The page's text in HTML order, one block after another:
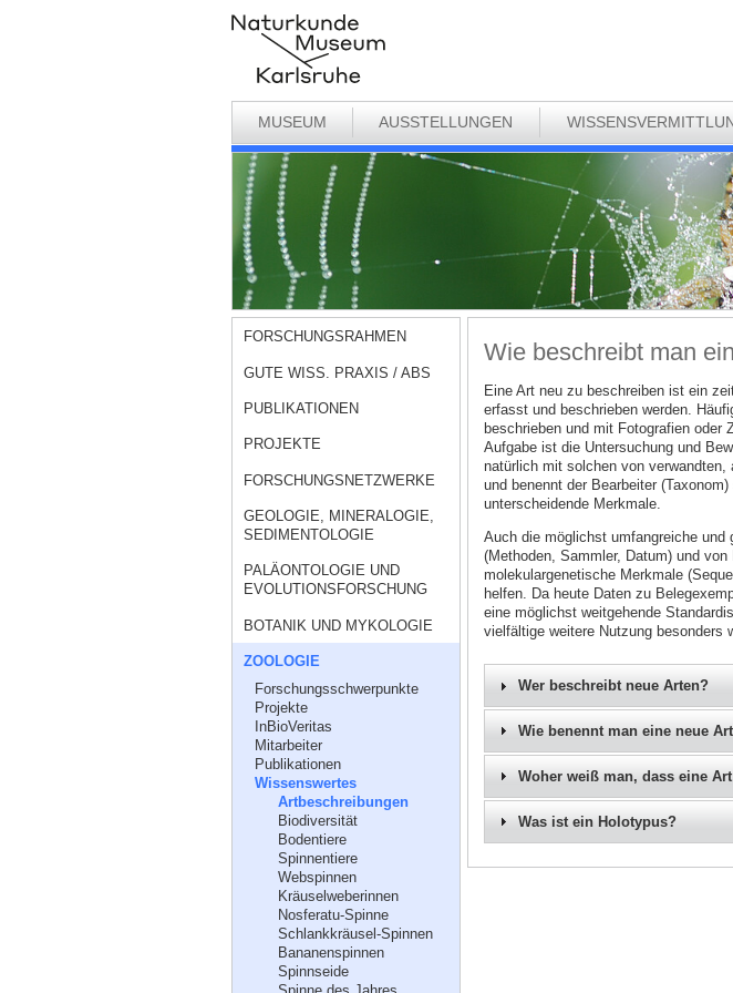
MUSEUM AUSSTELLUNGEN
FORSCHUNGSRAHMEN
GUTE WISS. PRAXIS / ABS
PUBLIKATIONEN
PROJEKTE
FORSCHUNGSNETZWERKE
GEOLOGIE, MINERALOGIE,
SEDIMENTOLOGIE
PALÄONTOLOGIE UND
EVOLUTIONSFORSCHUNG
BOTANIK UND MYKOLOGIE
ZOOLOGIE
Forschungsschwerpunkte
Projekte
InBioVeritas
Mitarbeiter
Publikationen
Wissenswertes
Artbeschreibungen
Biodiversität
Bodentiere
Spinnentiere
Webspinnen
Kräuselweberinnen
Nosferatu-Spinne
Schlankkräusel-Spinnen
Bananenspinnen
Spinnseide
Wie beschreibt man
Eine Art neu zu beschreiben ist ein
erfasst und beschrieben werden.
beschrieben und mit Fotografien
Aufgabe ist die Untersuchung und
natürlich mit solchen von verwandten,
und benennt der Bearbeiter
unterscheidende Merkmale.
Auch die möglichst umfangreiche und
(Methoden, Sammler, Datum) und
molekulargenetische Merkmale
helfen. Da heute Daten zu
eine möglichst weitgehende
vielfältige weitere Nutzung besonders
Wer beschreibt neue Arten?
Wie benennt man eine neue
Woher weiß man, dass eine
Was ist ein Holotypus?